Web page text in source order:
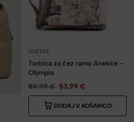
ANEKKE
Torbica za čez ramo Anekke –
Olympia
89,99€ 53,99 €
DODAJ V KOŠARICO